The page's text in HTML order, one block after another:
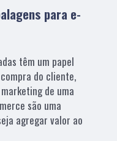
para e-
têm um papel
do cliente,
de uma
são uma
agregar valor ao